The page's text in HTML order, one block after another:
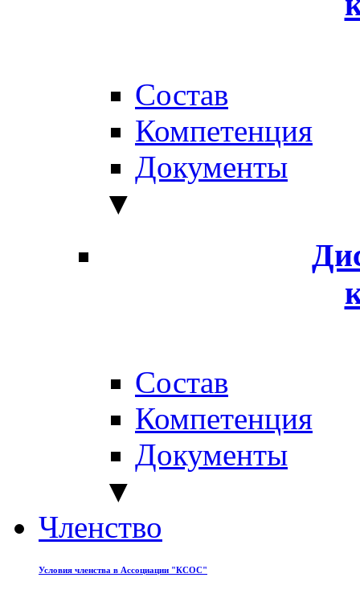
Состав
Компетенция
Документы
▼
Состав
Компетенция
Документы
▼
Членство
Условия членства в Ассоциации "КСОС"